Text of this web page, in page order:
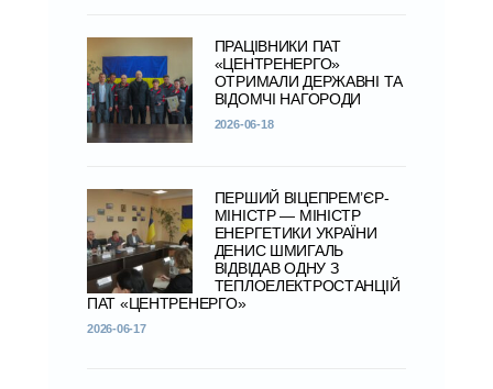
ПРАЦІВНИКИ ПАТ
«ЦЕНТРЕНЕРГО»
ОТРИМАЛИ ДЕРЖАВНІ ТА
ВІДОМЧІ НАГОРОДИ
2026-06-18
ПЕРШИЙ ВІЦЕПРЕМ’ЄР-
МІНІСТР — МІНІСТР
ЕНЕРГЕТИКИ УКРАЇНИ
ДЕНИС ШМИГАЛЬ
ВІДВІДАВ ОДНУ З
ТЕПЛОЕЛЕКТРОСТАНЦІЙ
ПАТ «ЦЕНТРЕНЕРГО»
2026-06-17